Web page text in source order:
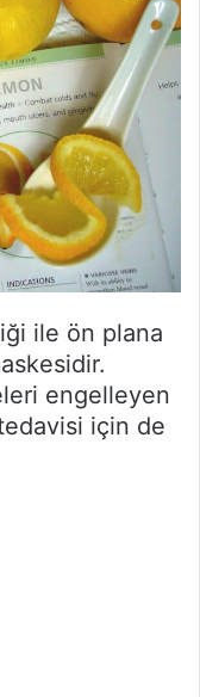
ile ön plana
engelleyen
tedavisi için de